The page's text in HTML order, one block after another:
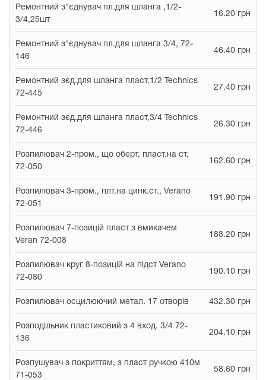
Ремонтний з"єднувач пл.для шланга ,1/2-
3/4,25шт
16.20 грн
Ремонтний з"єднувач пл.для шланга 3/4, 72-
146
46.40 грн
Ремонтний зєд.для шланга пласт,1/2 Technics
72-445
27.40 грн
Ремонтний зєд.для шланга пласт,3/4 Technics
72-446
26.30 грн
Розпилювач 2-пром., що оберт, пласт.на ст,
72-050
162.60 грн
Розпилювач 3-пром., плт.на цинк.ст., Verano
72-051
191.90 грн
Розпилювач 7-позицій пласт з вмикачем
Veran 72-008
188.20 грн
Розпилювач круг 8-позицій на підст Verano
72-080
190.10 грн
Розпилювач осцилюючий метал. 17 отворів 432.30 грн
Розподільник пластиковий з 4 вход. 3/4 72-
136
204.10 грн
Розпушувач з покриттям, з пласт ручкою 410м
71-053
58.60 грн